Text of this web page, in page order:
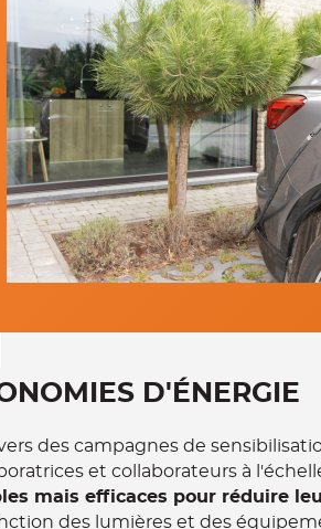
et collaborateurs à
mais efficaces pour réduire
des lumières et des
et à l’optimisation de